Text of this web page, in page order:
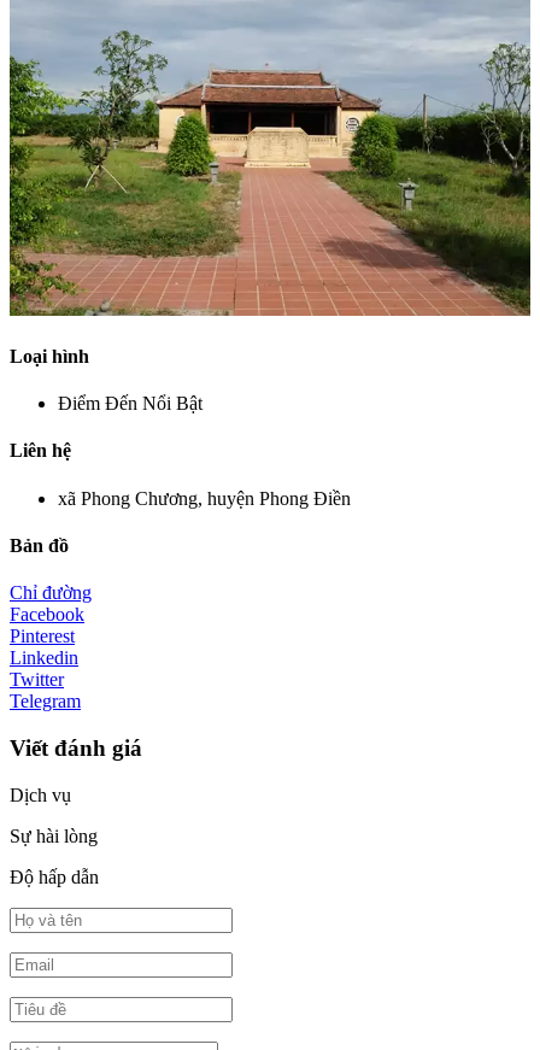
Loại hình
Điểm Đến Nổi Bật
Liên hệ
xã Phong Chương, huyện Phong Điền
Bản đồ
Chỉ đường
Facebook
Pinterest
Linkedin
Twitter
Telegram
Viết đánh giá
Dịch vụ
Sự hài lòng
Độ hấp dẫn